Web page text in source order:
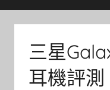
三星
耳機評測